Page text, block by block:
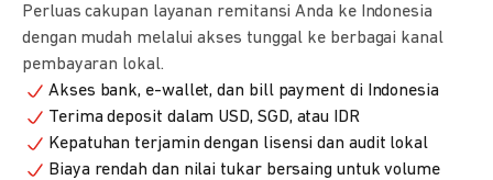
Perluas cakupan layanan remitansi Anda ke Indonesia
dengan mudah melalui akses tunggal ke berbagai kanal
pembayaran lokal.
Akses bank, e-wallet, dan bill payment di Indonesia
Terima deposit dalam USD, SGD, atau IDR
Kepatuhan terjamin dengan lisensi dan audit lokal
Biaya rendah dan nilai tukar bersaing untuk volume